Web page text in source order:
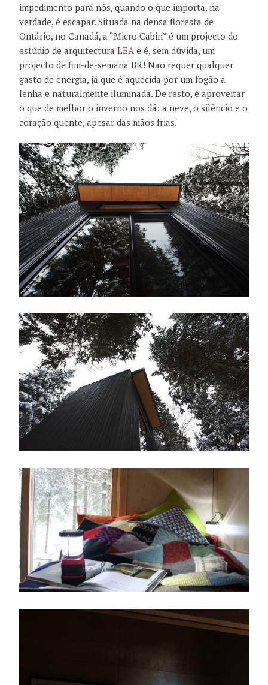
impedimento para nós, quando o que importa, na
verdade, é escapar. Situada na densa floresta de
Ontário, no Canadá, a “Micro Cabin” é um projecto do
estúdio de arquitectura LEAe é, sem dúvida, um
projecto de fim-de-semana BR! Não requer qualquer
gasto de energia, já que é aquecida por um fogão a
lenha e naturalmente iluminada. De resto, é aproveitar
o que de melhor o inverno nos dá: a neve, o silêncio e o
coração quente, apesar das mãos frias.